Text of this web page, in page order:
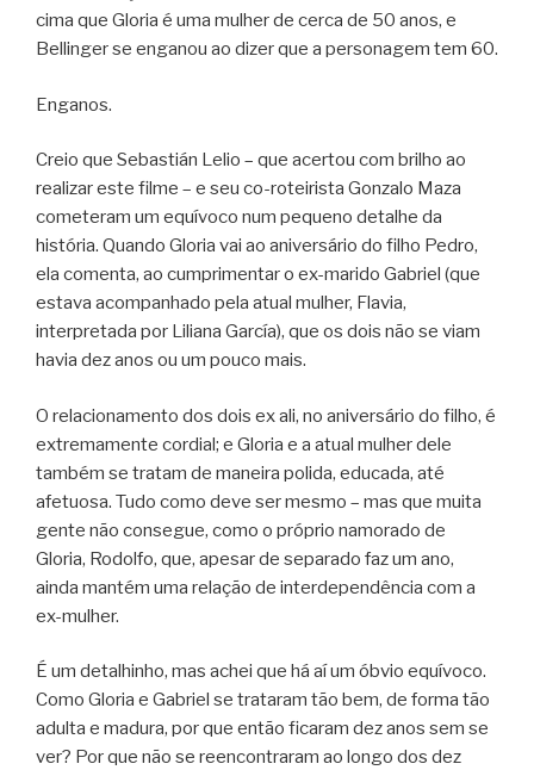
cima que Gloria é uma mulher de cerca de 50 anos, e
Bellinger se enganou ao dizer que a personagem tem 60.
Enganos.
Creio que Sebastián Lelio – que acertou com brilho ao
realizar este filme – e seu co-roteirista Gonzalo Maza
cometeram um equívoco num pequeno detalhe da
história. Quando Gloria vai ao aniversário do filho Pedro,
ela comenta, ao cumprimentar o ex-marido Gabriel (que
estava acompanhado pela atual mulher, Flavia,
interpretada por Liliana García), que os dois não se viam
havia dez anos ou um pouco mais.
O relacionamento dos dois ex ali, no aniversário do filho, é
extremamente cordial; e Gloria e a atual mulher dele
também se tratam de maneira polida, educada, até
afetuosa. Tudo como deve ser mesmo – mas que muita
gente não consegue, como o próprio namorado de
Gloria, Rodolfo, que, apesar de separado faz um ano,
ainda mantém uma relação de interdependência com a
ex-mulher.
É um detalhinho, mas achei que há aí um óbvio equívoco.
Como Gloria e Gabriel se trataram tão bem, de forma tão
adulta e madura, por que então ficaram dez anos sem se
ver? Por que não se reencontraram ao longo dos dez